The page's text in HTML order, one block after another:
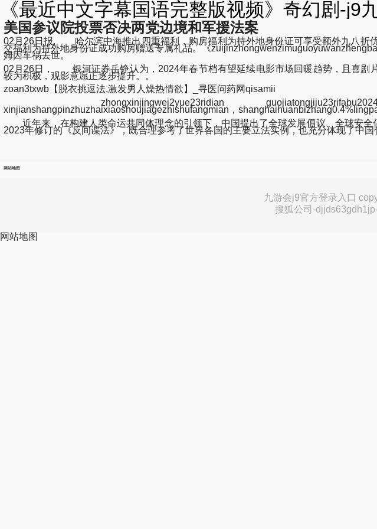
《最近中文字幕国语完整版视频》奇幻剧-j9
美国参议院投票否决两党边境和军援法案
02月26日报, 哈尔滨中海推出四重福利，购房福利为持外地身份证可享受额外九八折
交福利为持外地身份证成功购房赠送专属礼品。《
姆因车祸去世。
02月26日， 银河证券岳铮认为，2024年春节档有望延续电影市场回暖趋势，且喜剧
较为积极，观影意愿正逐步提升。。
zoan3txwb【脱衣挑逗法,激发男人燥热情欲】_寻医问药网qisamii
zhongxinjingwei2yue23ridian
xinjianshangpinzhuzhaixiaoshoujiagezhishufangmian，
近年来，在构建人类命运共同体理念的引领下，中国提出了全球发展倡议、全球安全
2023年修订的《反间谍法》，既合理参考了世界各国的主要立法实例，也充分体现了中
网站地图
九游会j9官方登录入口
搜狐公司-
网站地图